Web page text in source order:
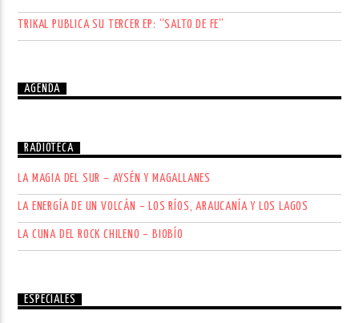
TRIKAL PUBLICA SU TERCER EP: “SALTO DE FE”
AGENDA
RADIOTECA
LA MAGIA DEL SUR – AYSÉN Y MAGALLANES
LA ENERGÍA DE UN VOLCÁN – LOS RÍOS, ARAUCANÍA Y LOS LAGOS
LA CUNA DEL ROCK CHILENO – BIOBÍO
ESPECIALES